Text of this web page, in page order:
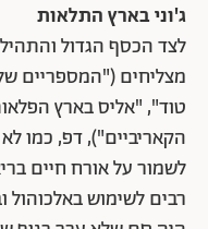
ג'וני בארץ התלאות
לצד הכסף הגדול
מצליחים ("המספריים של
טוד", "אליס בארץ
הקאריביים"), דפ, כמו
לשמור על אורח חיים
רבים לשימוש באלכוהול